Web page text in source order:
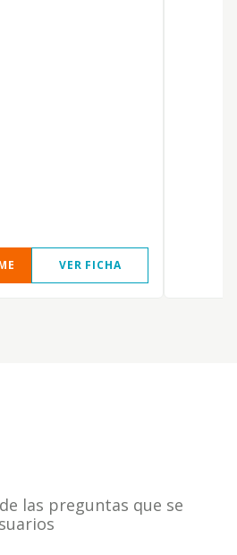
VER FICHA
las preguntas que se